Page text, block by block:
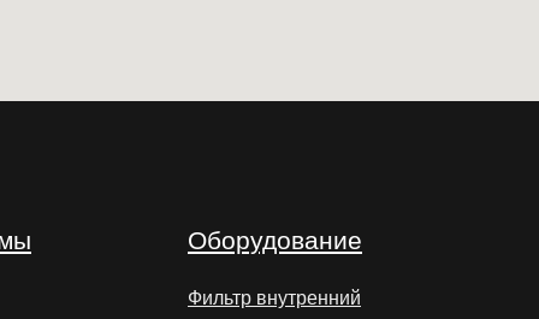
Оборудование
Фильтр внутренний